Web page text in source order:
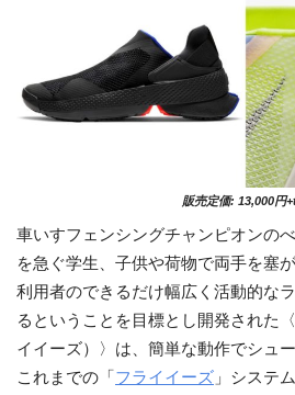
販売定価: 13,000円
車いすフェンシングチャンピオンの
を急ぐ学生、子供や荷物で両手を塞
利用者のできるだけ幅広く活動的な
るということを目標とし開発された
イイーズ）〉は、 簡単な動作でシュ
これまでの「 フライイーズ 」システ